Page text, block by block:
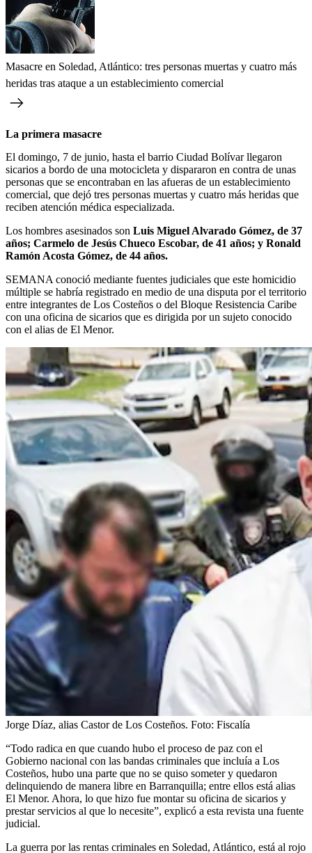
Masacre en Soledad, Atlántico: tres personas muertas y cuatro más
heridas tras ataque a un establecimiento comercial
La primera masacre
El domingo, 7 de junio, hasta el barrio Ciudad Bolívar llegaron
sicarios a bordo de una motocicleta y dispararon en contra de unas
personas que se encontraban en las afueras de un establecimiento
comercial, que dejó tres personas muertas y cuatro más heridas que
reciben atención médica especializada.
Los hombres asesinados son Luis Miguel Alvarado Gómez, de 37
años; Carmelo de Jesús Chueco Escobar, de 41 años; y Ronald
Ramón Acosta Gómez, de 44 años.
SEMANA conoció mediante fuentes judiciales que este homicidio
múltiple se habría registrado en medio de una disputa por el territorio
entre integrantes de Los Costeños o del Bloque Resistencia Caribe
con una oficina de sicarios que es dirigida por un sujeto conocido
con el alias de El Menor.
Jorge Díaz, alias Castor de Los Costeños. Foto: Fiscalía
“Todo radica en que cuando hubo el proceso de paz con el
Gobierno nacional con las bandas criminales que incluía a Los
Costeños, hubo una parte que no se quiso someter y quedaron
delinquiendo de manera libre en Barranquilla; entre ellos está alias
El Menor. Ahora, lo que hizo fue montar su oficina de sicarios y
prestar servicios al que lo necesite”, explicó a esta revista una fuente
judicial.
La guerra por las rentas criminales en Soledad, Atlántico, está al rojo